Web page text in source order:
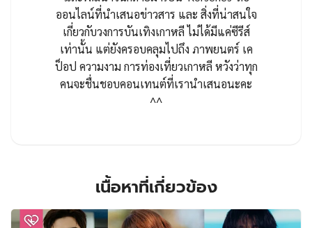
ออนไลน์ที่นำเสนอข่าวสาร และ สิ่งที่น่าสนใจ
เกี่ยวกับวงการบันเทิงเกาหลี ไม่ได้มีแค่ซีรีส์
เท่านั้น แต่ยังครอบคลุมไปถึง ภาพยนตร์ เค
ป็อป ความงาม การท่องเที่ยวเกาหลี หวังว่าทุก
คนจะชื่นชอบคอนเทนต์ที่เรานำเสนอนะคะ
^^
เนื้อหาที่เกี่ยวข้อง